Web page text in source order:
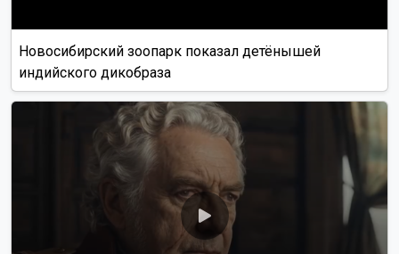
Новосибирский зоопарк показал детёнышей
индийского дикобраза